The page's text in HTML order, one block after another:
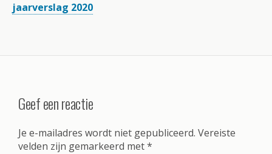
jaarverslag 2020
Geef een reactie
Je e-mailadres wordt niet gepubliceerd. Vereiste
velden zijn gemarkeerd met*